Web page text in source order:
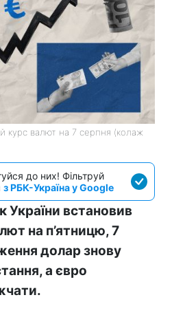
курс валют на 7 серпня (колаж
до них! Фільтруй
з РБК-Україна у Google
України встановив
на п’ятницю, 7
долар знову
а євро